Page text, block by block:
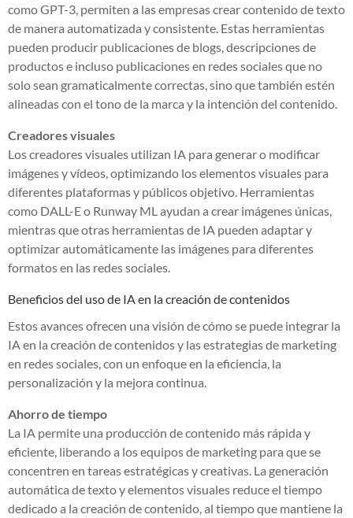
como GPT-3, permiten a las empresas crear contenido de texto
de manera automatizada y consistente. Estas herramientas
pueden producir publicaciones de blogs, descripciones de
productos e incluso publicaciones en redes sociales que no
solo sean gramaticalmente correctas, sino que también estén
alineadas con el tono de la marca y la intención del contenido.
Creadores visuales
Los creadores visuales utilizan IA para generar o modificar
imágenes y vídeos, optimizando los elementos visuales para
diferentes plataformas y públicos objetivo. Herramientas
como DALL-E o Runway ML ayudan a crear imágenes únicas,
mientras que otras herramientas de IA pueden adaptar y
optimizar automáticamente las imágenes para diferentes
formatos en las redes sociales.
Beneficios del uso de IA en la creación de contenidos
Estos avances ofrecen una visión de cómo se puede integrar la
IA en la creación de contenidos y las estrategias de marketing
en redes sociales, con un enfoque en la eficiencia, la
personalización y la mejora continua.
Ahorro de tiempo
La IA permite una producción de contenido más rápida y
eficiente, liberando a los equipos de marketing para que se
concentren en tareas estratégicas y creativas. La generación
automática de texto y elementos visuales reduce el tiempo
dedicado a la creación de contenido, al tiempo que mantiene la